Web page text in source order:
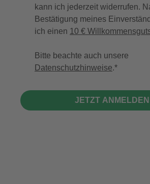
kann ich jederzeit widerrufen.
Bestätigung meines
ich einen 10 €
Bitte beachte auch unsere
Datenschutzhinweise.
JETZT ANMELDEN